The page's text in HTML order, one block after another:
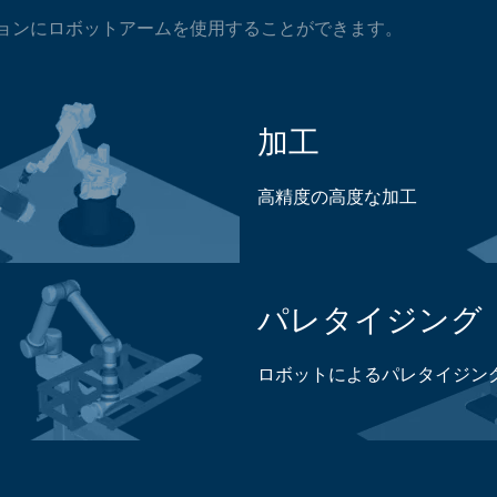
にロボットアームを使用することができます。
加工
高精度の高度な加工
パレタイジング
ロボットによるパレタイジン
パレタイジングアプリケー